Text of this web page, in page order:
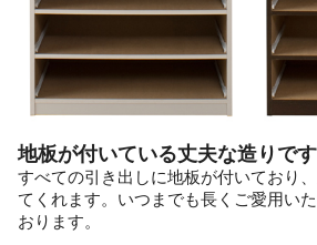
地板が付いている丈夫な造りです
すべての引き出しに地板が付いており
てくれます。いつまでも長くご愛用い
おります。